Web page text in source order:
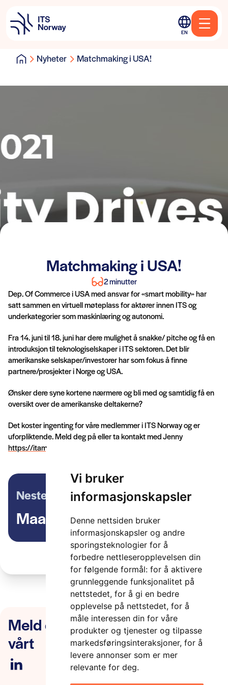
Vi bruker
informasjonskapsler
Denne nettsiden bruker
informasjonskapsler og andre
sporingsteknologier for å
forbedre nettleseropplevelsen din
for følgende formål: for å aktivere
grunnleggende funksjonalitet på
nettstedet, for å gi en bedre
opplevelse på nettstedet, for å
måle interessen din for våre
produkter og tjenester og tilpasse
markedsføringsinteraksjoner, for å
levere annonser som er mer
relevante for deg.
EN
Nyheter Matchmaking i USA!
Matchmaking i USA!
2 minutter
Dep. Of Commerce i USA med ansvar for «smart mobility» har
satt sammen en virtuell møteplass for aktører innen ITS og
underkategorier som maskinlæring og autonomi.
Fra 14. juni til 18. juni har dere mulighet å snakke/ pitche og få en
introduksjon til teknologiselskaper i ITS sektoren. Det blir
amerikanske selskaper/investorer har som fokus å finne
partnere/prosjekter i Norge og USA.
Ønsker dere syne kortene nærmere og bli med og samtidig få en
oversikt over de amerikanske deltakerne?
Det koster ingenting for våre medlemmer i ITS Norway og er
uforpliktende. Meld deg på eller ta kontakt med Jenny
https://itamatch.com/event/smartmobilityb2b/
Neste artikkel
Maas-Peer – bloggpost 2
Meld deg på nyhetsbrevet
vårt